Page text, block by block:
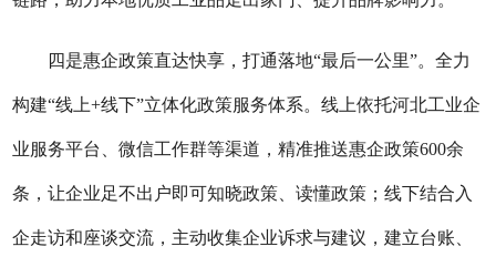
四是惠企政策直达快享，打通落地“最后一公里”。全力
构建“线上+线下”立体化政策服务体系。线上依托河北工业企
业服务平台、微信工作群等渠道，精准推送惠企政策600余
条，让企业足不出户即可知晓政策、读懂政策；线下结合入
企走访和座谈交流，主动收集企业诉求与建议，建立台账、